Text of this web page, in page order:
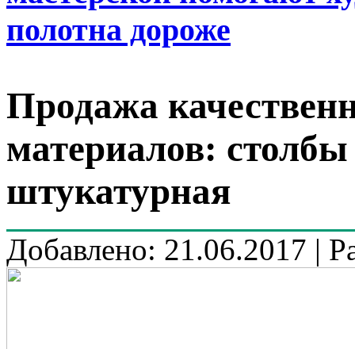
полотна дороже
Продажа
материалов: столбы
штукатурная
Добавлено: 21.06.2017 |